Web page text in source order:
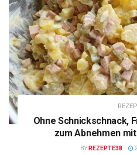
Ohne Schnickschnack,
zum Abnehmen
BY REZEPTE38